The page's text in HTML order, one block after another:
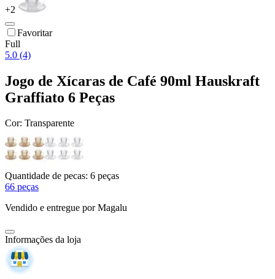
+2
Favoritar
Full
5.0 (4)
Jogo de Xícaras de Café 90ml Hauskraft
Graffiato 6 Peças
Cor: Transparente
Quantidade de pecas: 6 peças
66 peças
Vendido e entregue por Magalu
Informações da loja